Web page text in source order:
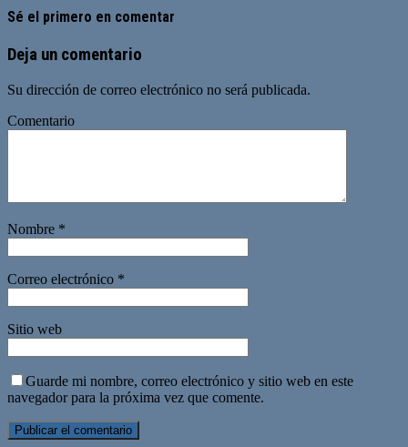
Sé el primero en comentar
Deja un comentario
Su dirección de correo electrónico no será publicada.
Comentario
Nombre *
Correo electrónico *
Sitio web
Guarde mi nombre, correo electrónico y sitio web en este
navegador para la próxima vez que comente.